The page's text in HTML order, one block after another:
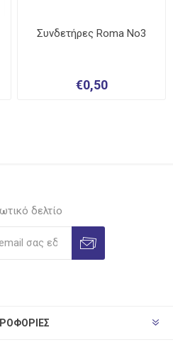
Συνδετήρες Roma No3
€0,50
δελτίο